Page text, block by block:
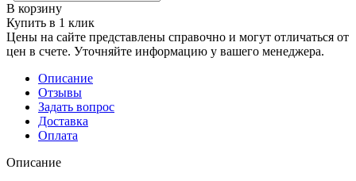
В корзину
Купить в 1 клик
Цены на сайте представлены справочно и могут отличаться от
цен в счете. Уточняйте информацию у вашего менеджера.
Описание
Отзывы
Задать вопрос
Доставка
Оплата
Описание